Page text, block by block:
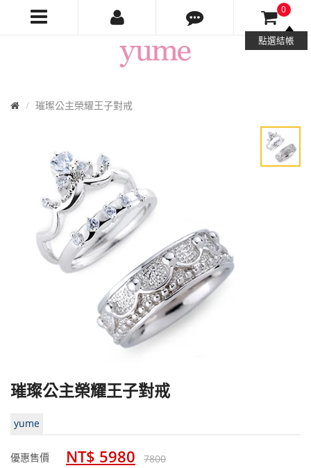
0
點選結帳
Yume
Jewelry
首
璀璨公主榮耀王子對戒
璀璨公主榮耀王子對戒
yume
優惠售價 NT$ 5980
7800